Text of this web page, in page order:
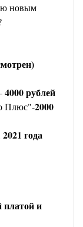
новым
4000 рублей
Плюс"-2000
года
платой и